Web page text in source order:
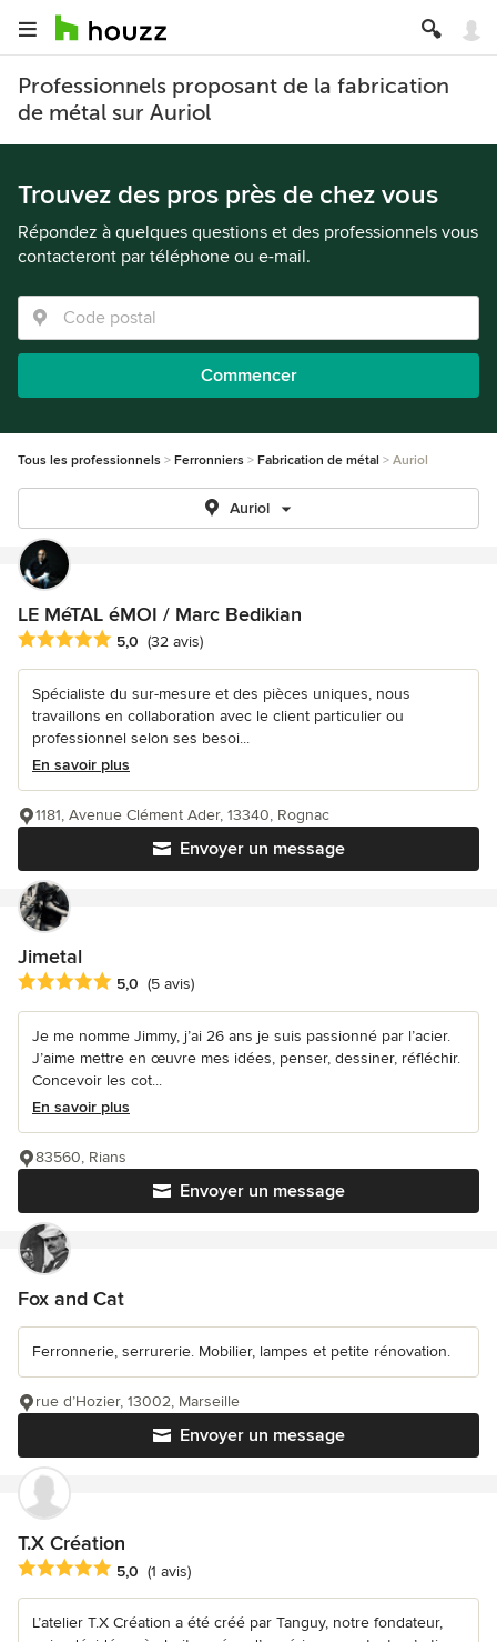
Professionnels proposant de la fabrication
de métal sur Auriol
Trouvez des pros près de chez vous
Répondez à quelques questions et des professionnels vous
contacteront par téléphone ou e-mail.
Commencer
Tous les professionnels Ferronniers Fabrication de métal Auriol
Auriol
LE MéTAL éMOI / Marc Bedikian
Note moyenne : 5 étoiles sur 5
5,0 (32 avis)
Spécialiste du sur-mesure et des pièces uniques, nous
travaillons en collaboration avec le client particulier ou
professionnel selon ses besoi...
En savoir plus
Envoyer un message
1181, Avenue Clément Ader, 13340, Rognac
Jimetal
Note moyenne : 5 étoiles sur 5
5,0 (5 avis)
Je me nomme Jimmy, j’ai 26 ans je suis passionné par l’acier.
J’aime mettre en œuvre mes idées, penser, dessiner, réfléchir.
Concevoir les cot...
En savoir plus
Envoyer un message
83560, Rians
Fox and Cat
Ferronnerie, serrurerie. Mobilier, lampes et petite rénovation.
Envoyer un message
rue d’Hozier, 13002, Marseille
T.X Création
Note moyenne : 5 étoiles sur 5
5,0 (1 avis)
L’atelier T.X Création a été créé par Tanguy, notre fondateur,